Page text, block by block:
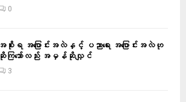
0
အစိုးရ အပြောင်းအလဲနှင့် ပညာရေး အပြောင်းအလဲဟု
ဆိုကြသော်လည်း အမှန်ဆိုလျှင်
3